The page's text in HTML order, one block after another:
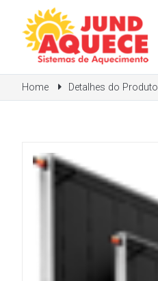
Home Detalhes do Produto